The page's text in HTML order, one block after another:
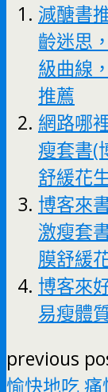
減醣書
齡迷思
級曲線
推薦
網路哪
瘦套書(
舒緩花
博客來
激瘦套
膜舒緩
博客來
易瘦體
previous
愉快地吃